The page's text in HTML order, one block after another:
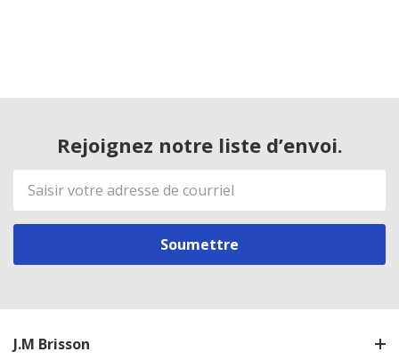
Rejoignez notre liste d’envoi.
Adresse
de
courriel
J.M Brisson